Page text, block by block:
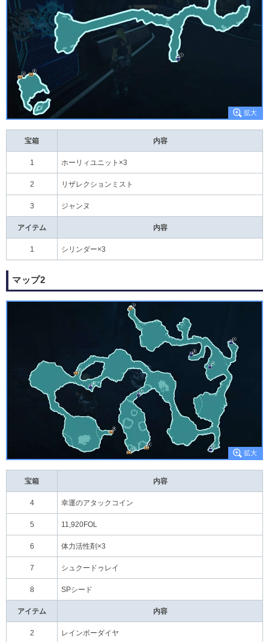
宝箱 内容
1 ホーリィユニット×3
2 リザレクションミスト
3 ジャンヌ
アイテム 内容
1 シリンダー×3
マップ2
宝箱 内容
4 幸運のアタックコイン
5 11,920FOL
6 体力活性剤×3
7 シュクードゥレイ
8 SPシード
アイテム 内容
2 レインボーダイヤ